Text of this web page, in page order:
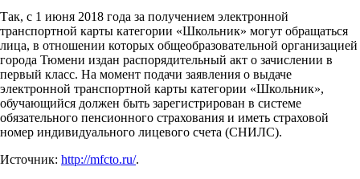
Так, с 1 июня 2018 года за получением электронной
транспортной карты категории «Школьник» могут обращаться
лица, в отношении которых общеобразовательной организацией
города Тюмени издан распорядительный акт о зачислении в
первый класс. На момент подачи заявления о выдаче
электронной транспортной карты категории «Школьник»,
обучающийся должен быть зарегистрирован в системе
обязательного пенсионного страхования и иметь страховой
номер индивидуального лицевого счета (СНИЛС).
Источник: http://mfcto.ru/.